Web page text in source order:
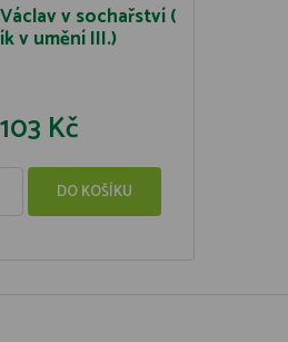
v sochařství (
v umění III.)
103 Kč
DO KOŠÍKU